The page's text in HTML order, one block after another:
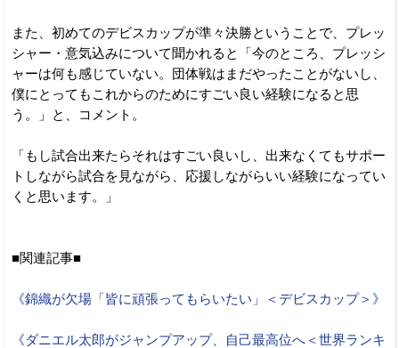
また、初めてのデビスカップが準々決勝ということで、プレッ
シャー・意気込みについて聞かれると「今のところ、プレッシ
ャーは何も感じていない。団体戦はまだやったことがないし、
僕にとってもこれからのためにすごい良い経験になると思
う。」と、コメント。
「もし試合出来たらそれはすごい良いし、出来なくてもサポー
トしながら試合を見ながら、応援しながらいい経験になってい
くと思います。」
■関連記事■
《錦織が欠場「皆に頑張ってもらいたい」＜デビスカップ＞》
《ダニエル太郎がジャンプアップ、自己最高位へ＜世界ランキ